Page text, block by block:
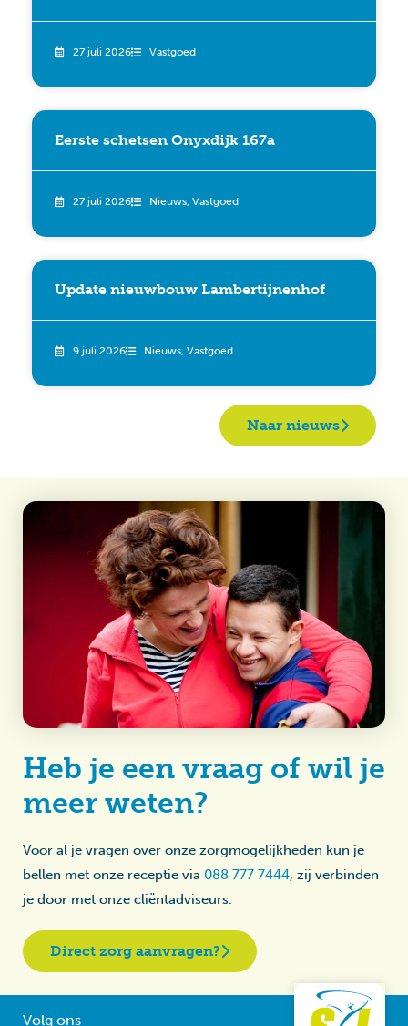
27 juli 2026 Vastgoed
Eerste schetsen Onyxdijk 167a
27 juli 2026 Nieuws, Vastgoed
Update nieuwbouw Lambertijnenhof
9 juli 2026 Nieuws, Vastgoed
Naar nieuws
Heb je een vraag of wil je
meer weten?
Voor al je vragen over onze zorgmogelijkheden kun je
bellen met onze receptie via 088 777 7444, zij verbinden
je door met onze cliëntadviseurs.
Direct zorg aanvragen?
Volg ons